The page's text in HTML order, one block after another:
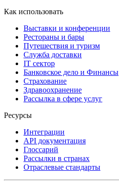
Как использовать
Выставки и конференции
Рестораны и бары
Путешествия и туризм
Служба доставки
IT сектор
Банковское дело и Финансы
Страхование
Здравоохранение
Рассылка в сфере услуг
Ресурсы
Интеграции
API документация
Глоссарий
Рассылки в странах
Отраслевые стандарты